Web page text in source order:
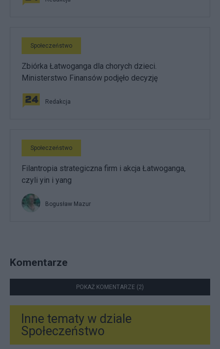
Społeczeństwo
Zbiórka Łatwoganga dla chorych dzieci.
Ministerstwo Finansów podjęło decyzję
Redakcja
Społeczeństwo
Filantropia strategiczna firm i akcja Łatwoganga,
czyli yin i yang
Bogusław Mazur
Komentarze
POKAŻ KOMENTARZE (2)
Inne tematy w dziale
Społeczeństwo